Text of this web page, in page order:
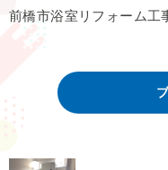
前橋市浴室リフォーム工